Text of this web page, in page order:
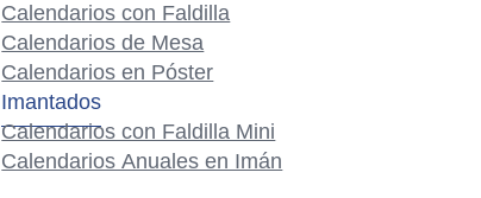
Calendarios con Faldilla
Calendarios de Mesa
Calendarios en Póster
Imantados
Calendarios con Faldilla Mini
Calendarios Anuales en Imán